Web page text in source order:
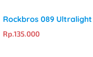
Rp.135.000